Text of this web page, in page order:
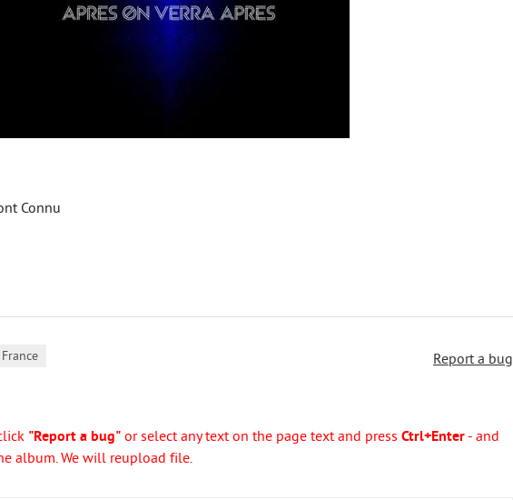
Connu
Report a bug
France
"Report a bug" or select any text on the page text and press Ctrl+Enter - and
album. We will reupload file.